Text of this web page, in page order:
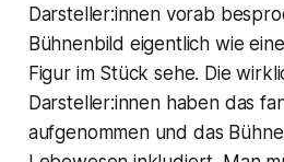
Darsteller:innen vorab
Bühnenbild eigentlich wie
Figur im Stück sehe. Die
Darsteller:innen haben das
aufgenommen und das